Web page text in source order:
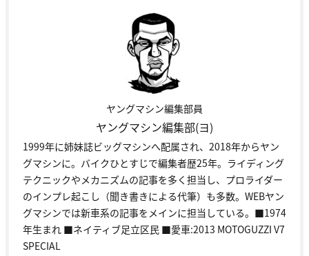
ヤングマシン編集部員
ヤングマシン編集部(ヨ)
1999年に姉妹誌ビッグマシンへ配属され、2018年からヤン
グマシンに。バイクひとすじで編集者歴25年。ライディング
テクニックやメカニズムの記事を多く担当し、プロライダー
のインプレ起こし（聞き書きによる代筆）も多数。WEBヤン
グマシンでは新車系の記事をメインに担当している。■1974
年生まれ ■ネイティブ足立区民 ■愛車:2013 MOTOGUZZI V7
SPECIAL